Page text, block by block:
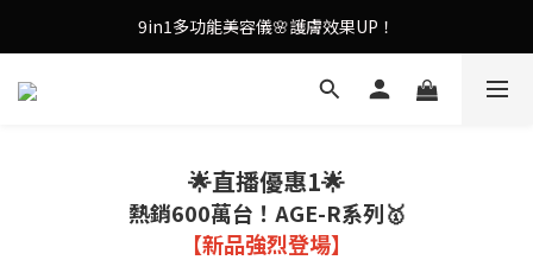
9in1多功能美容儀🌸護膚效果UP！
9in1多功能美容儀🌸護膚效果UP！
油痘肌救星💧玻尿酸58% OFF活動中！
9in1多功能美容儀🌸護膚效果UP！
🌟直播優惠1🌟
熱銷600萬台！AGE-R系列🥇
【新品強烈登場】